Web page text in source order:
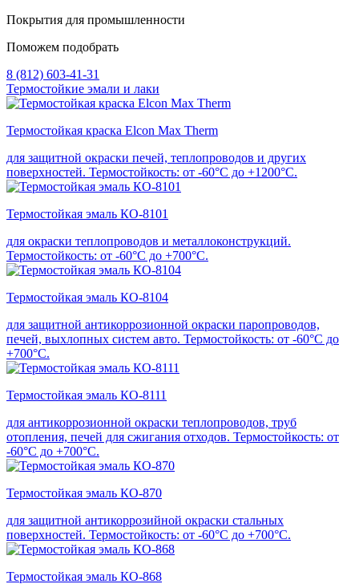
Покрытия для промышленности
Поможем подобрать
8 (812) 603-41-31
Термостойкие эмали и лаки
Термостойкая краска Elcon Max Therm
для защитной окраски печей, теплопроводов и других
поверхностей. Термостойкость: от -60°С до +1200°С.
Термостойкая эмаль КО-8101
для окраски теплопроводов и металлоконструкций.
Термостойкость: от -60°С до +700°С.
Термостойкая эмаль КО-8104
для защитной антикоррозионной окраски паропроводов,
печей, выхлопных систем авто. Термостойкость: от -60°С до
+700°С.
Термостойкая эмаль КО-8111
для антикоррозионной окраски теплопроводов, труб
отопления, печей для сжигания отходов. Термостойкость: от
-60°С до +700°С.
Термостойкая эмаль КО-870
для защитной антикоррозийной окраски стальных
поверхностей. Термостойкость: от -60°С до +700°С.
Термостойкая эмаль КО-868